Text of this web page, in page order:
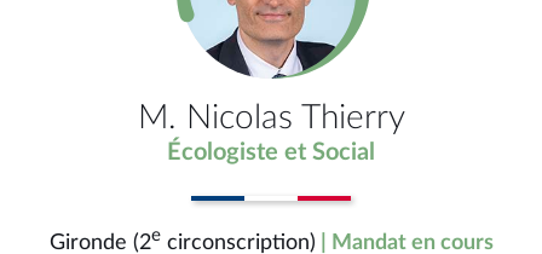
M. Nicolas Thierry
Écologiste et Social
Gironde (2ecirconscription) | Mandat en cours